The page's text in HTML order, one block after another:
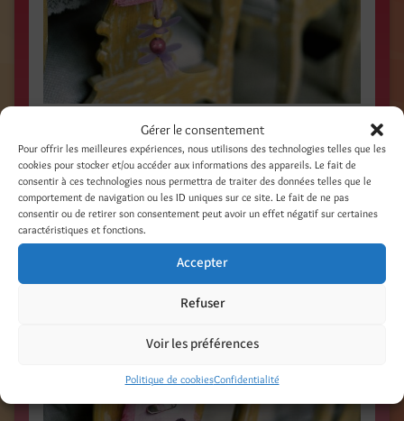
Gérer le consentement
Pour offrir les meilleures expériences, nous utilisons des technologies telles que les
cookies pour stocker et/ou accéder aux informations des appareils. Le fait de
consentir à ces technologies nous permettra de traiter des données telles que le
comportement de navigation ou les ID uniques sur ce site. Le fait de ne pas
consentir ou de retirer son consentement peut avoir un effet négatif sur certaines
caractéristiques et fonctions.
Accepter
Refuser
Voir les préférences
Politique de cookiesConfidentialité
PORTE-NOM / Mai 2005 / Magazine SEASONS,
Russie / Textile – transfert /Photo Eugenia
Kazarnovskaya/www.seasons-project.ru/